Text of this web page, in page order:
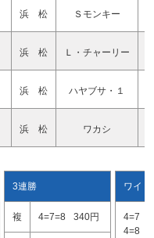
浜 松 Ｓモンキー
浜 松 Ｌ・チャーリー
浜 松 ハヤブサ・１
浜 松 ワカシ
3連勝
複 4=7=8 340円
ワイド
4=7
4=8